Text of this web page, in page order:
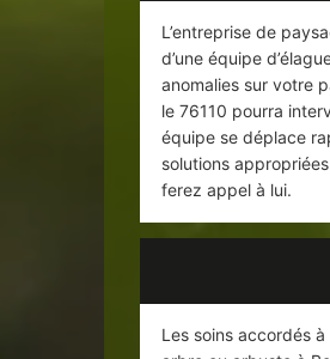
L’entreprise de
d’une équipe
anomalies sur votre
le 76110 pourra
équipe se déplace
solutions
ferez appel à lui.
Les soins accordés